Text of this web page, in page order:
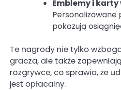
Emblemy i karty
pokazują
Te nagrody nie tylko
gracza, ale także
rozgrywce, co sprawia, że
jest opłacalny.